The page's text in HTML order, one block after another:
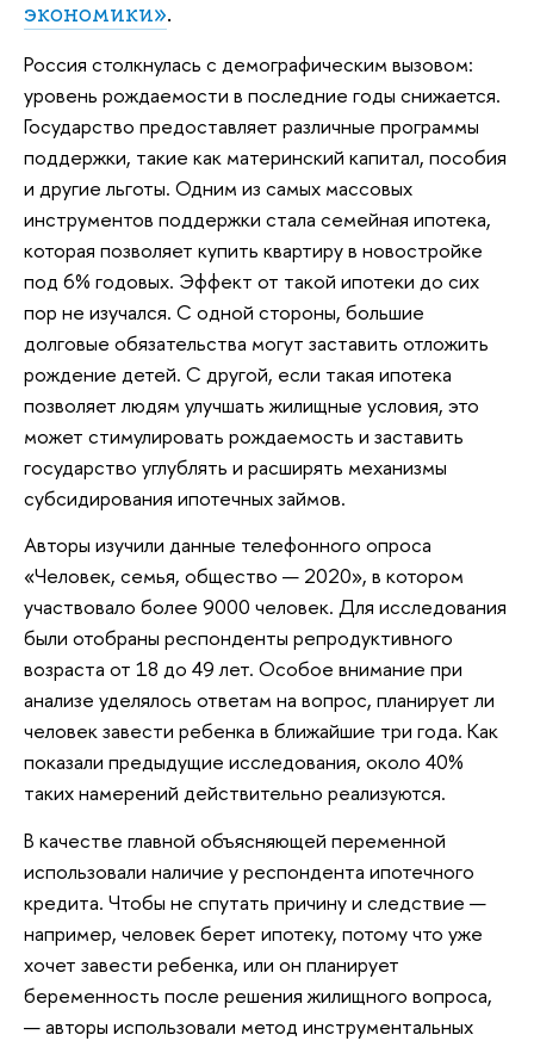
экономики».
Россия столкнулась с демографическим вызовом:
уровень рождаемости в последние годы снижается.
Государство предоставляет различные программы
поддержки, такие как материнский капитал, пособия
и другие льготы. Одним из самых массовых
инструментов поддержки стала семейная ипотека,
которая позволяет купить квартиру в новостройке
под 6% годовых. Эффект от такой ипотеки до сих
пор не изучался. С одной стороны, большие
долговые обязательства могут заставить отложить
рождение детей. С другой, если такая ипотека
позволяет людям улучшать жилищные условия, это
может стимулировать рождаемость и заставить
государство углублять и расширять механизмы
субсидирования ипотечных займов.
Авторы изучили данные телефонного опроса
«Человек, семья, общество — 2020», в котором
участвовало более 9000 человек. Для исследования
были отобраны респонденты репродуктивного
возраста от 18 до 49 лет. Особое внимание при
анализе уделялось ответам на вопрос, планирует ли
человек завести ребенка в ближайшие три года. Как
показали предыдущие исследования, около 40%
таких намерений действительно реализуются.
В качестве главной объясняющей переменной
использовали наличие у респондента ипотечного
кредита. Чтобы не спутать причину и следствие —
например, человек берет ипотеку, потому что уже
хочет завести ребенка, или он планирует
беременность после решения жилищного вопроса,
— авторы использовали метод инструментальных